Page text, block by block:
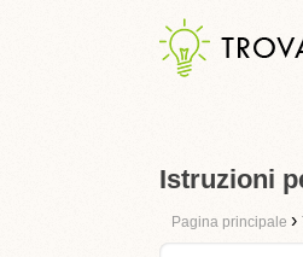
Istruzioni
Pagina principale ›